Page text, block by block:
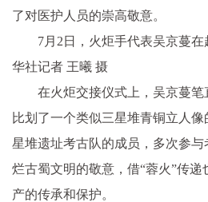
了对医护人员的崇高敬意。
7月2日，火炬手代表吴京蔓
华社记者 王曦 摄
在火炬交接仪式上，吴京蔓笔
比划了一个类似三星堆青铜立人
星堆遗址考古队的成员，多次参
烂古蜀文明的敬意，借“蓉火”传
产的传承和保护。